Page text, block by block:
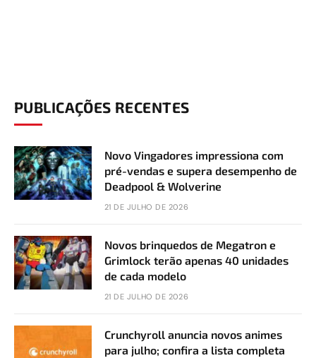
PUBLICAÇÕES RECENTES
Novo Vingadores impressiona com
pré-vendas e supera desempenho de
Deadpool & Wolverine
21 DE JULHO DE 2026
Novos brinquedos de Megatron e
Grimlock terão apenas 40 unidades
de cada modelo
21 DE JULHO DE 2026
Crunchyroll anuncia novos animes
para julho; confira a lista completa